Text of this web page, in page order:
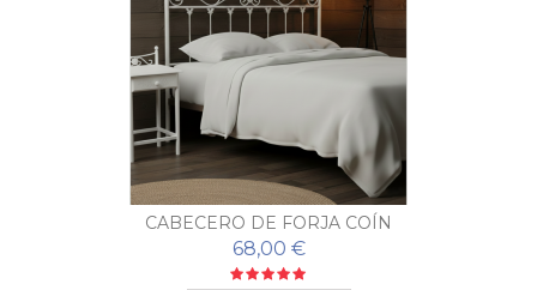
CABECERO DE FORJA COÍN
68,00 €